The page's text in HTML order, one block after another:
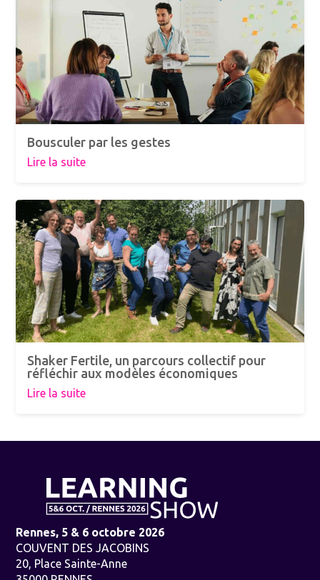
Bousculer par les gestes
Lire la suite
Shaker Fertile, un parcours collectif pour
réfléchir aux modèles économiques
Lire la suite
Rennes, 5 & 6 octobre 2026
COUVENT DES JACOBINS
20, Place Sainte-Anne